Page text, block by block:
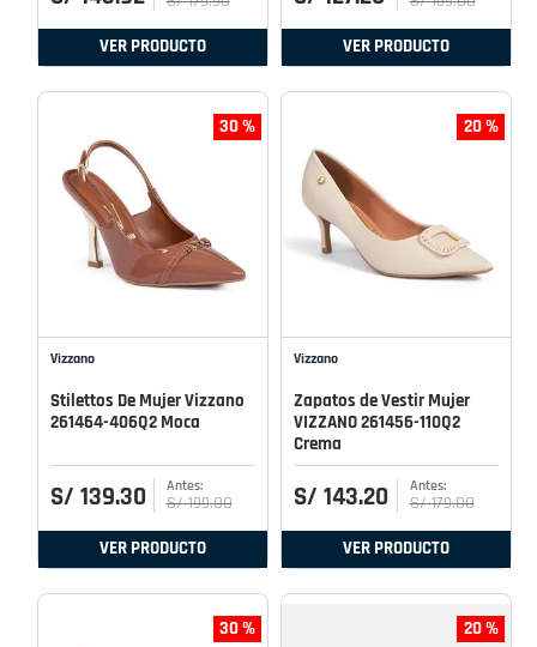
VER PRODUCTO VER PRODUCTO
30 %
Vizzano
Stilettos De Mujer Vizzano
261464-406Q2 Moca
S/ 139.30 S/ 199.00
VER PRODUCTO
20 %
Vizzano
Zapatos de Vestir Mujer
VIZZANO 261456-110Q2
Crema
S/ 143.20 S/ 179.00
VER PRODUCTO
30 % 20 %